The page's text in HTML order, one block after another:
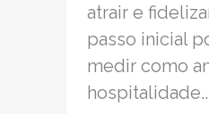
atrair e
passo inicial
medir como